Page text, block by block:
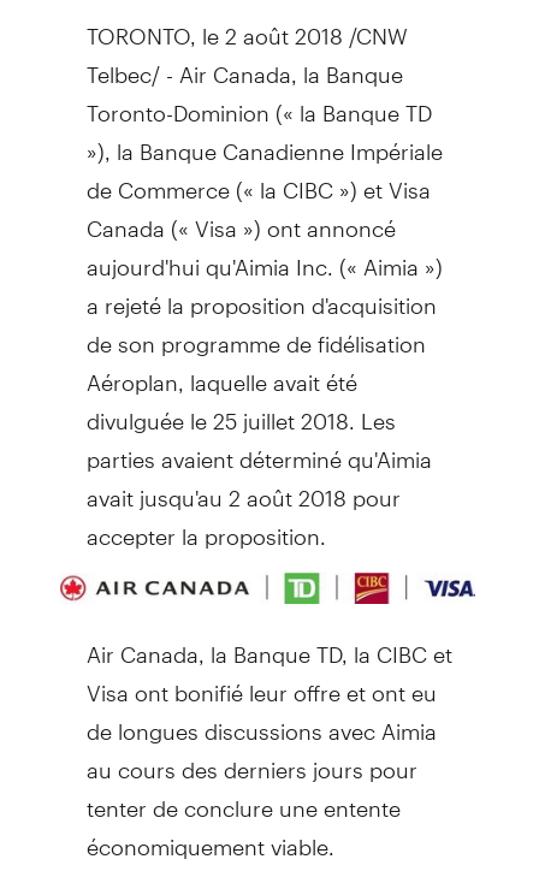
TORONTO, le 2 août 2018 /CNW
Telbec/ - Air Canada, la Banque
Toronto-Dominion (« la Banque TD
»), la Banque Canadienne Impériale
de Commerce (« la CIBC ») et Visa
Canada (« Visa ») ont annoncé
aujourd'hui qu'Aimia Inc. (« Aimia »)
a rejeté la proposition d'acquisition
de son programme de fidélisation
Aéroplan, laquelle avait été
divulguée le 25 juillet 2018. Les
parties avaient déterminé qu'Aimia
avait jusqu'au 2 août 2018 pour
accepter la proposition.
Air Canada, la Banque TD, la CIBC et
Visa ont bonifié leur offre et ont eu
de longues discussions avec Aimia
au cours des derniers jours pour
tenter de conclure une entente
économiquement viable.